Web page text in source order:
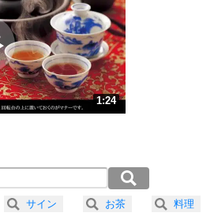
思考
ィブになれない原因は、行動しないから。
ィブ思考になる30の方法
ス対策
、なんとかなるもの。
きる30の方法
きい人は、怒りを優しさで表現する。
思考
1:24
秒）
秒）
秒）
サイン お茶 料理